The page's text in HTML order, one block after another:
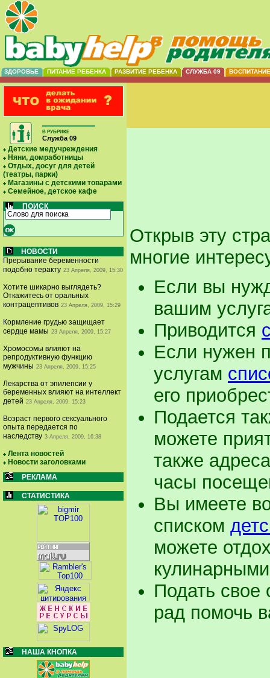
ЗДОРОВЬЕ ПИТАНИЕ РЕБЕНКА РАЗВИТИЕ РЕБЕНКА СЛУЖБА 09 ВОСПИТАНИЕ
В РУБРИКЕ
Служба 09
Детские медучреждения
Няни, домработницы
Отдых, досуг для детей
(театры, парки)
Магазины с детскими товарами
Семейное, детское кафе
ПОИСК
НОВОСТИ
Прерывание беременности
подобно теракту 23 Апреля, 2009, 15:30
Хотите шикарно выглядеть?
Откажитесь от оральных
контрацептивов 23 Апреля, 2009, 15:29
Кормление грудью защищает
сердце мамы 23 Апреля, 2009, 15:27
Хромосомы влияют на
репродуктивную функцию
мужчины 23 Апреля, 2009, 15:25
Лекарства от эпилепсии у
беременных влияют на интеллект
детей 23 Апреля, 2009, 15:23
Возраст первого сексуального
опыта передается по
наследству 3 Апреля, 2009, 16:38
Лента новостей
Новости заголовками
РЕКЛАМА
СТАТИСТИКА
НАША КНОПКА
Открыв эту
многие
Если вы
вашим
Приводится
Если нужен
услугам
его
Подается
можете
также
часы
Вы имеете
списком
можете
Подать свое
рад помочь